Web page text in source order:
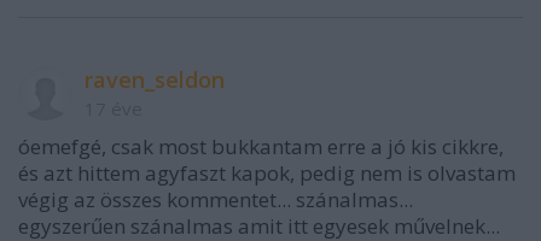
raven_seldon
óemefgé, csak most bukkantam erre a jó kis cikkre,
és azt hittem agyfaszt kapok, pedig nem is olvastam
végig az összes kommentet... szánalmas...
egyszerűen szánalmas amit itt egyesek művelnek...